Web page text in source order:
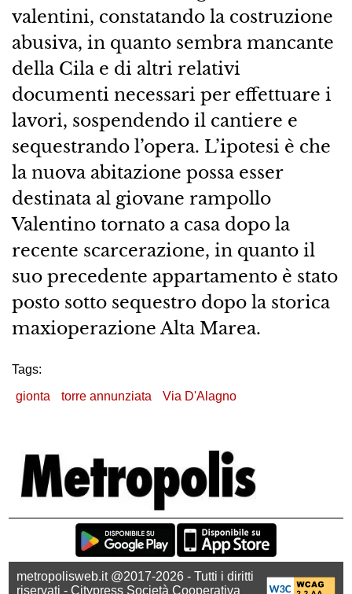
valentini, constatando la costruzione
abusiva, in quanto sembra mancante
della Cila e di altri relativi
documenti necessari per effettuare i
lavori, sospendendo il cantiere e
sequestrando l’opera. L’ipotesi è che
la nuova abitazione possa esser
destinata al giovane rampollo
Valentino tornato a casa dopo la
recente scarcerazione, in quanto il
suo precedente appartamento è stato
posto sotto sequestro dopo la storica
maxioperazione Alta Marea.
Tags:
gionta
torre annunziata Via D'Alagno
metropolisweb.it @2017-2026 - Tutti i diritti
riservati - Citypress Società Cooperativa